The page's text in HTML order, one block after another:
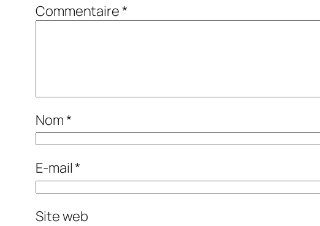
Commentaire*
Nom*
E-mail*
Site web